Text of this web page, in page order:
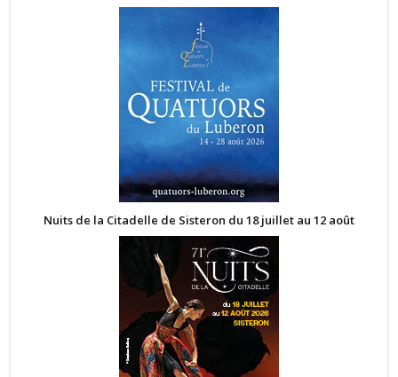
Nuits de la Citadelle de Sisteron du 18 juillet au 12 août